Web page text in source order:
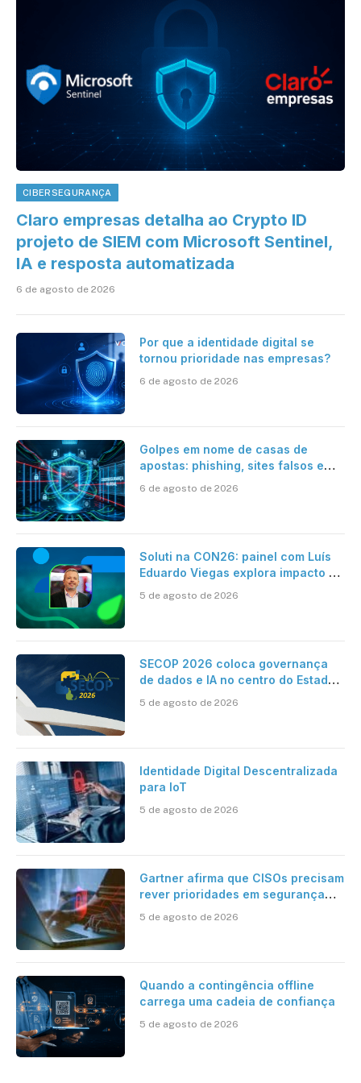
CIBERSEGURANÇA
Claro empresas detalha ao Crypto ID
projeto de SIEM com Microsoft Sentinel,
IA e resposta automatizada
6 de agosto de 2026
Por que a identidade digital se
tornou prioridade nas empresas?
6 de agosto de 2026
Golpes em nome de casas de
apostas: phishing, sites falsos e
6 de agosto de 2026
Soluti na CON26: painel com Luís
Eduardo Viegas explora impacto de
Contabilidade
5 de agosto de 2026
SECOP 2026 coloca governança
de dados e IA no centro do Estado
5 de agosto de 2026
Identidade Digital Descentralizada
para IoT
5 de agosto de 2026
Gartner afirma que CISOs precisam
rever prioridades em segurança
desafios impostos pela Inteligência
5 de agosto de 2026
Quando a contingência offline
carrega uma cadeia de confiança
5 de agosto de 2026